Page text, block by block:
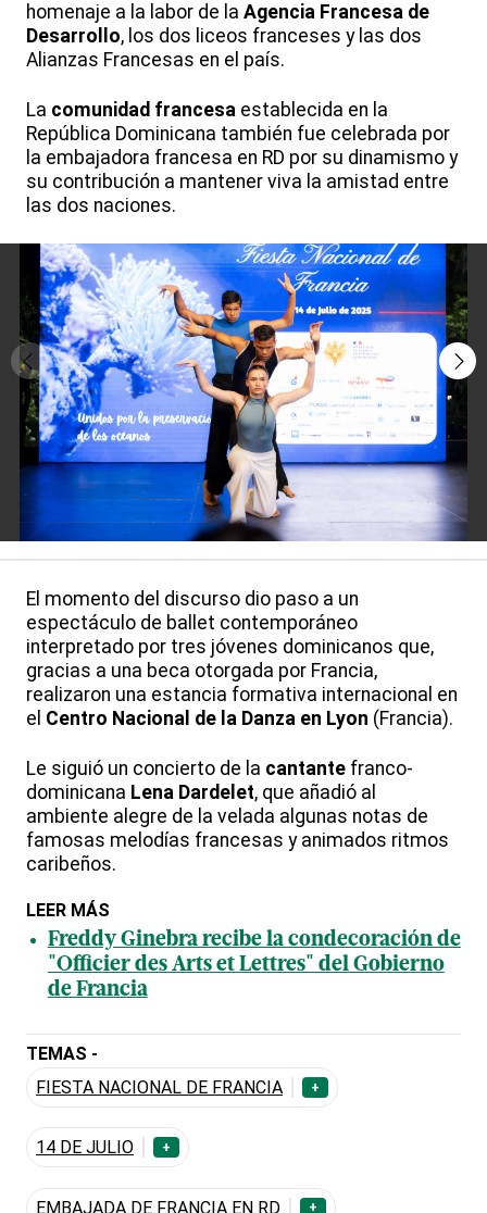
homenaje a la labor de la Agencia Francesa de
Desarrollo, los dos liceos franceses y las dos
Alianzas Francesas en el país.
La comunidad francesa establecida en la
República Dominicana también fue celebrada por
la embajadora francesa en RD por su dinamismo y
su contribución a mantener viva la amistad entre
las dos naciones.
El momento del discurso dio paso a un
espectáculo de ballet contemporáneo
interpretado por tres jóvenes dominicanos que,
gracias a una beca otorgada por Francia,
realizaron una estancia formativa internacional en
el Centro Nacional de la Danza en Lyon (Francia).
Le siguió un concierto de la cantante franco-
dominicana Lena Dardelet, que añadió al
ambiente alegre de la velada algunas notas de
famosas melodías francesas y animados ritmos
caribeños.
LEER MÁS
Freddy Ginebra recibe la condecoración de
"Officier des Arts et Lettres" del Gobierno
de Francia
TEMAS -
FIESTA NACIONAL DE FRANCIA
+
14 DE JULIO +
EMBAJADA DE FRANCIA EN RD +